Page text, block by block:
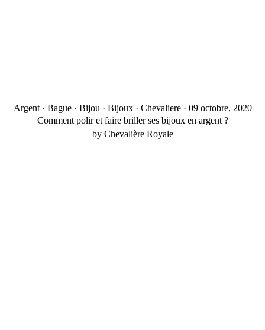
Argent· Bague· Bijou · Bijoux· Chevaliere· 09 octobre, 2020
Comment polir et faire briller ses bijoux en argent ?
by Chevalière Royale